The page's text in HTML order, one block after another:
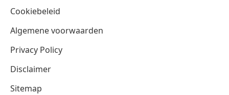
Cookiebeleid
Algemene voorwaarden
Privacy Policy
Disclaimer
Sitemap